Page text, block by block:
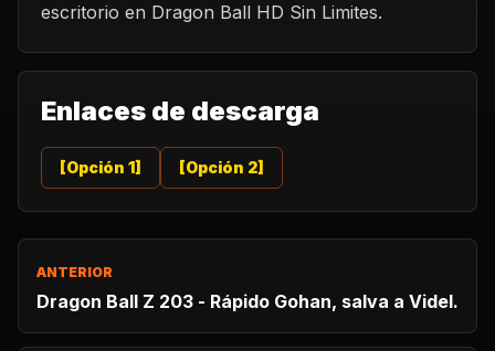
escritorio en Dragon Ball HD Sin Limites.
Enlaces de descarga
[Opción 1] [Opción 2]
ANTERIOR
Dragon Ball Z 203 - Rápido Gohan, salva a Videl.